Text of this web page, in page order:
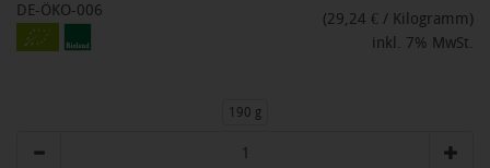
DE-ÖKO-006
(29,24 € / Kilogramm)
inkl. 7% MwSt.
190 g